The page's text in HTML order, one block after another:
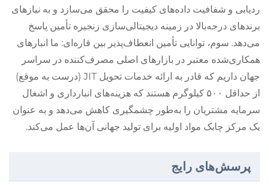
ردیابی و شفافیت داده‌های کیفیت را محقق می‌سازد و به نیازهای
برندهای درجه‌بالا در زمینه دیجیتالی‌سازی زنجیره تأمین پاسخ
می‌دهد. سوم، توانایی تأمین انعطاف‌پذیر بین قاره‌ای: ما انبارهای
همکاری‌شده معتبر در بازارهای اصلی مصرف‌کننده در سراسر
جهان داریم که قادر به ارائه خدمات تحویل JIT (درست به موقع)
از حداقل ۵۰۰ کیلوگرم هستند که هزینه‌های انبارداری و اشغال
سرمایه مشتریان را به‌طور چشمگیری کاهش می‌دهد و به عنوان
یک مرکز چابک مواد اولیه برای تولید جهانی آن‌ها عمل می‌کند.
پرسش‌های رایج